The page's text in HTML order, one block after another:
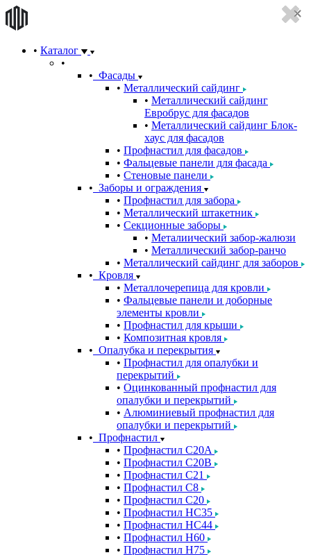
Каталог
Фасады
Металлический сайдинг
Металлический сайдинг
Евробрус для фасадов
Металлический сайдинг Блок-
хаус для фасадов
Профнастил для фасадов
Фальцевые панели для фасада
Стеновые панели
Заборы и ограждения
Профнастил для забора
Металлический штакетник
Секционные заборы
Металиический забор-жалюзи
Металлический забор-ранчо
Металлический сайдинг для заборов
Кровля
Металлочерепица для кровли
Фальцевые панели и доборные
элементы кровли
Профнастил для крыши
Композитная кровля
Опалубка и перекрытия
Профнастил для опалубки и
перекрытий
Оцинкованный профнастил для
опалубки и перекрытий
Алюминиевый профнастил для
опалубки и перекрытий
Профнастил
Профнастил С20A
Профнастил С20B
Профнастил С21
Профнастил С8
Профнастил С20
Профнастил НС35
Профнастил НС44
Профнастил Н60
Профнастил Н75